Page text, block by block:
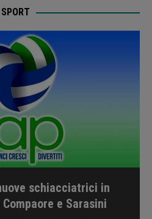
SPORT
schiacciatrici in
e Sarasini